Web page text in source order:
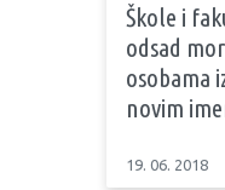
Škole i
odsad
osobama
novim
19. 06. 2018